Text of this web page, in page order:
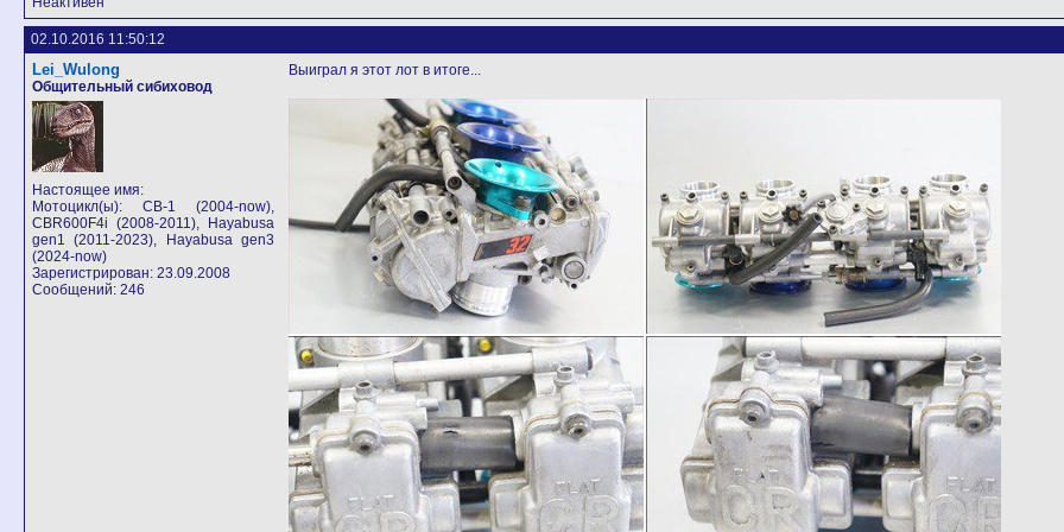
02.10.2016 11:50:12
Lei_Wulong
Общительный сибиховод
Настоящее имя:
Мотоцикл(ы): СB-1 (2004-now),
CBR600F4i (2008-2011), Hayabusa
gen1 (2011-2023), Hayabusa gen3
(2024-now)
Зарегистрирован: 23.09.2008
Сообщений: 246
Выиграл я этот лот в итоге...